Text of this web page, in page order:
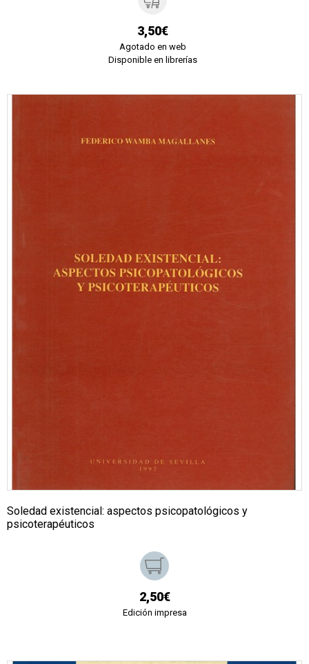
3,50€
Agotado en web
Disponible en librerías
Soledad existencial: aspectos psicopatológicos y
psicoterapéuticos
2,50€
Edición impresa